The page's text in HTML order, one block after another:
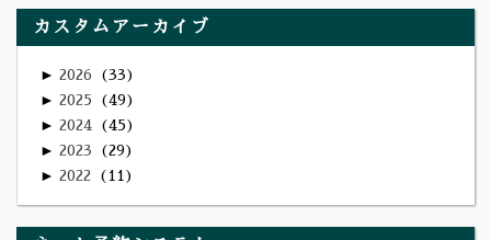
カスタムアーカイブ
► 2026 33
► 2025 49
► 2024 45
► 2023 29
► 2022 11